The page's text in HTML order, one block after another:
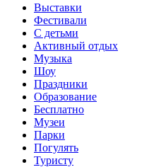
Выставки
Фестивали
С детьми
Активный отдых
Музыка
Шоу
Праздники
Образование
Бесплатно
Музеи
Парки
Погулять
Туристу